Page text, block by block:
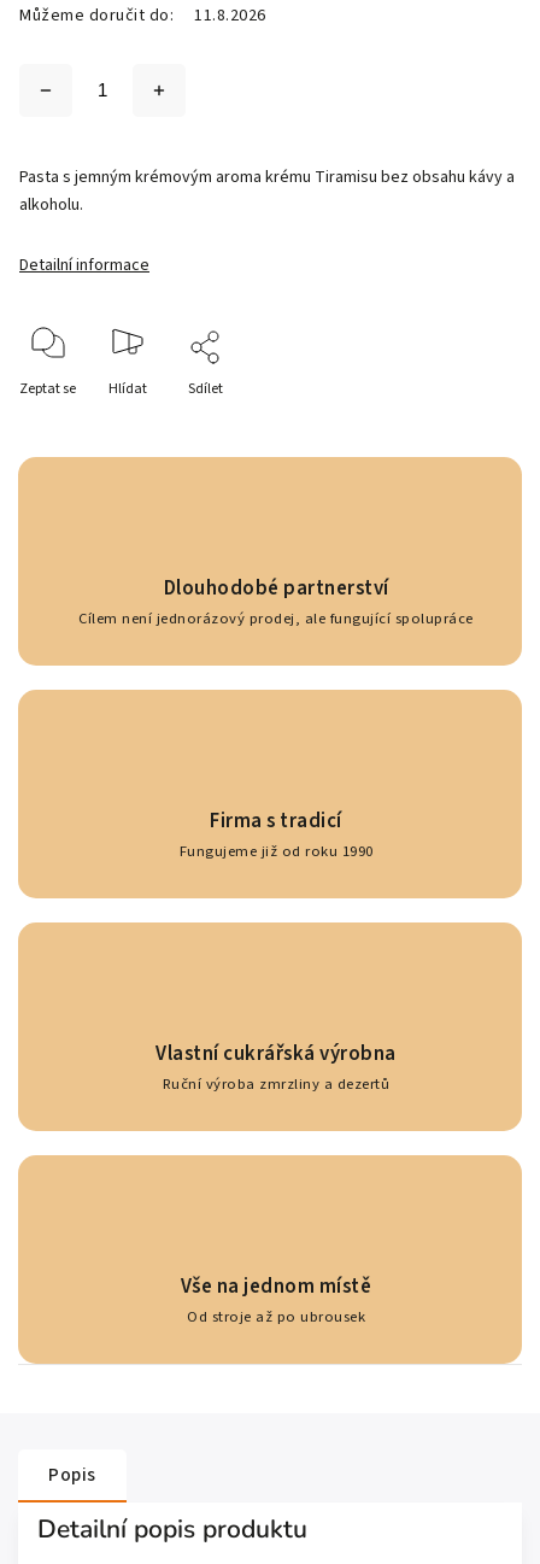
Můžeme doručit do:
11.8.2026
Pasta s jemným krémovým aroma krému Tiramisu bez obsahu kávy a
alkoholu.
Detailní informace
Zeptat se Hlídat Sdílet
Dlouhodobé partnerství
Cílem není jednorázový prodej, ale fungující spolupráce
Firma s tradicí
Fungujeme již od roku 1990
Vlastní cukrářská výrobna
Ruční výroba zmrzliny a dezertů
Vše na jednom místě
Od stroje až po ubrousek
Popis
Detailní popis produktu